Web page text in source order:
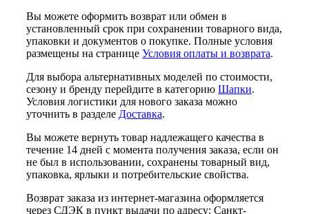
Вы можете оформить возврат или обмен в
установленный срок при сохранении товарного вида,
упаковки и документов о покупке. Полные условия
размещены на странице Условия оплаты и возврата.
Для выбора альтернативных моделей по стоимости,
сезону и бренду перейдите в категорию Шапки.
Условия логистики для нового заказа можно
уточнить в разделе Доставка.
Вы можете вернуть товар надлежащего качества в
течение 14 дней с момента получения заказа, если он
не был в использовании, сохранены товарный вид,
упаковка, ярлыки и потребительские свойства.
Возврат заказа из интернет-магазина оформляется
через СДЭК в пункт выдачи по адресу: Санкт-